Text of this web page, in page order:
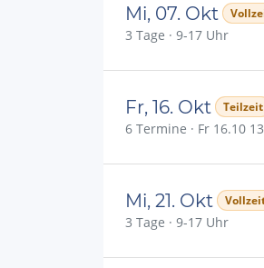
Mi, 07. Okt
3 Tage · 9-17 Uhr
Fr, 16. Okt Teilzeit
6 Termine · Fr 16.10
Mi, 21. Okt
3 Tage · 9-17 Uhr